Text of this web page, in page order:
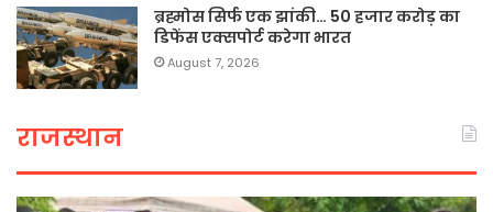
ब्रह्मोस सिर्फ एक झांकी… 50 हजार करोड़ का
डिफेंस एक्सपोर्ट करेगा भारत
August 7, 2026
राजस्थान